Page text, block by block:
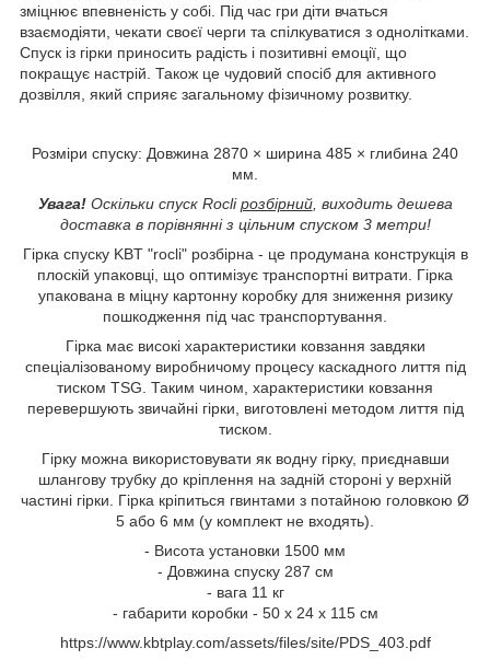
зміцнює впевненість у собі. Під час гри діти вчаться
взаємодіяти, чекати своєї черги та спілкуватися з однолітками.
Спуск із гірки приносить радість і позитивні емоції, що
покращує настрій. Також це чудовий спосіб для активного
дозвілля, який сприяє загальному фізичному розвитку.
Розміри спуску: Довжина 2870 × ширина 485 × глибина 240
мм.
Увага! Оскільки спуск Rocliрозбірний, виходить дешева
доставка в порівнянні з цільним спуском 3 метри!
Гірка спуску KBT "rocli" розбірна - це продумана конструкція в
плоскій упаковці, що оптимізує транспортні витрати. Гірка
упакована в міцну картонну коробку для зниження ризику
пошкодження під час транспортування.
Гірка має високі характеристики ковзання завдяки
спеціалізованому виробничому процесу каскадного лиття під
тиском TSG. Таким чином, характеристики ковзання
перевершують звичайні гірки, виготовлені методом лиття під
тиском.
Гірку можна використовувати як водну гірку, приєднавши
шлангову трубку до кріплення на задній стороні у верхній
частині гірки. Гірка кріпиться гвинтами з потайною головкою Ø
5 або 6 мм (у комплект не входять).
- Висота установки 1500 мм
- Довжина спуску 287 см
- вага 11 кг
- габарити коробки - 50 x 24 x 115 см
https://www.kbtplay.com/assets/files/site/PDS_403.pdf